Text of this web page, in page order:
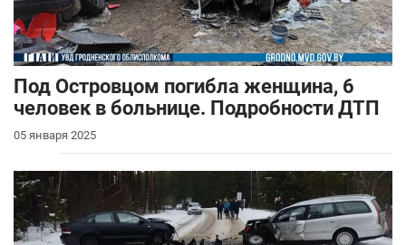
Под Островцом погибла женщина, 6
человек в больнице. Подробности ДТП
05 января 2025